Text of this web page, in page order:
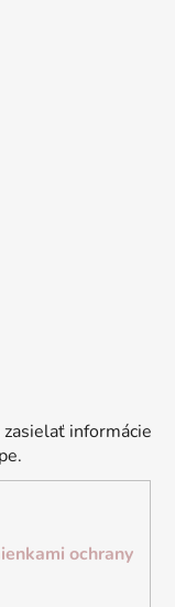
informácie
ochrany